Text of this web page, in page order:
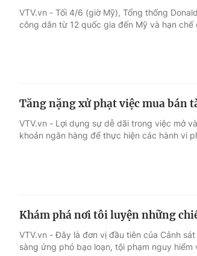
VTV.vn - Tối 4/6 (giờ Mỹ), Tổng thống
công dân từ 12 quốc gia đến Mỹ và hạn
Tăng nặng xử phạt việc mua bán
VTV.vn - Lợi dụng sự dễ dãi trong việc mở
khoản ngân hàng để thực hiện các hành vi
Khám phá nơi tôi luyện những
VTV.vn - Đây là đơn vị đầu tiên của Cảnh
sàng ứng phó bạo loạn, tội phạm nguy